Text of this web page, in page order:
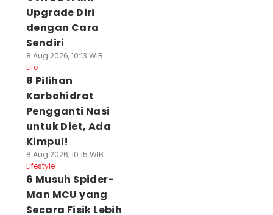
Upgrade Diri
dengan Cara
Sendiri
8 Aug 2026, 10:13 WIB
Life
8 Pilihan
Karbohidrat
Pengganti Nasi
untuk Diet, Ada
Kimpul!
8 Aug 2026, 10:15 WIB
Lifestyle
6 Musuh Spider-
Man MCU yang
Secara Fisik Lebih